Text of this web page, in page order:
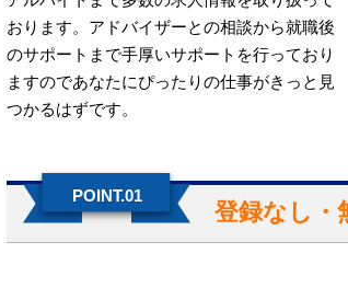
おります。アドバイザーとの相談から就職後
のサポートまで手厚いサポートを行っており
ますのであなたにぴったりの仕事がきっと見
つかるはずです。
POINT.01
登録なし・